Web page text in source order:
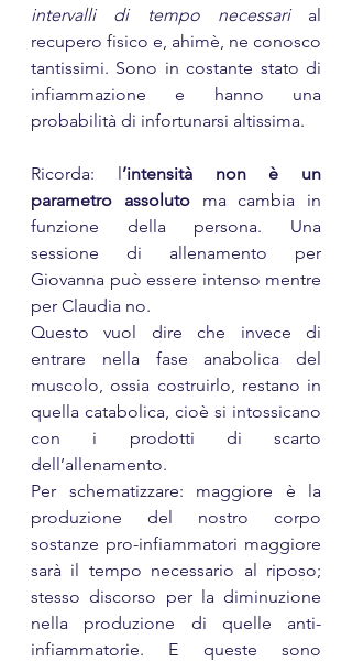
intervalli di tempo necessari al
recupero fisico e, ahimè, ne conosco
tantissimi. Sono in costante stato di
infiammazione e hanno una
probabilità di infortunarsi altissima.
Ricorda: l’intensità non è un
parametro assoluto ma cambia in
funzione della persona. Una
sessione di allenamento per
Giovanna può essere intenso mentre
per Claudia no.
Questo vuol dire che invece di
entrare nella fase anabolica del
muscolo, ossia costruirlo, restano in
quella catabolica, cioè si intossicano
con i prodotti di scarto
dell’allenamento.
Per schematizzare: maggiore è la
produzione del nostro corpo
sostanze pro-infiammatori maggiore
sarà il tempo necessario al riposo;
stesso discorso per la diminuzione
nella produzione di quelle anti-
infiammatorie. E queste sono